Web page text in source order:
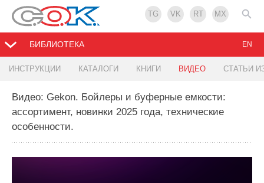
TG VK RT MX
БИБЛИОТЕКА
ИНСТРУКЦИИ КАТАЛОГИ КНИГИ ВИДЕО СТАТЬИ
EN
Видео: Gekon. Бойлеры и буферные емкости:
ассортимент, новинки 2025 года, технические
особенности.